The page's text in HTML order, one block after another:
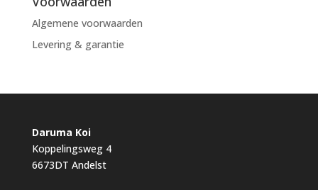
Algemene voorwaarden
Levering & garantie
Daruma Koi
Koppelingsweg 4
6673DT Andelst